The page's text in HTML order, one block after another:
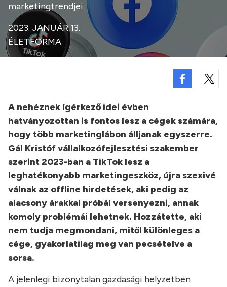
marketingtrendjei.
2023. JANUÁR 13.
ÉLETFORMA
A nehéznek ígérkező idei évben
hatványozottan is fontos lesz a cégek számára,
hogy több marketinglábon álljanak egyszerre.
Gál Kristóf vállalkozófejlesztési szakember
szerint 2023-ban a TikTok lesz a
leghatékonyabb marketingeszköz, újra szexivé
válnak az offline hirdetések, aki pedig az
alacsony árakkal próbál versenyezni, annak
komoly problémái lehetnek. Hozzátette, aki
nem tudja megmondani, mitől különleges a
cége, gyakorlatilag meg van pecsételve a
sorsa.
A jelenlegi bizonytalan gazdasági helyzetben